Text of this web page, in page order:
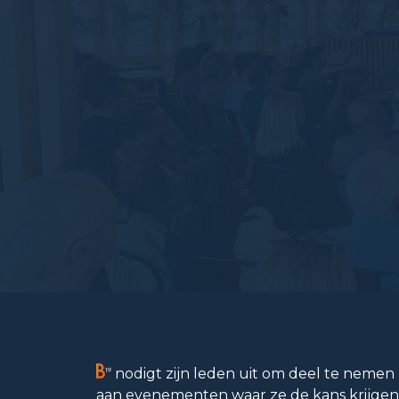
nodigt zijn leden uit om deel te nemen
aan evenementen waar ze de kans krijgen